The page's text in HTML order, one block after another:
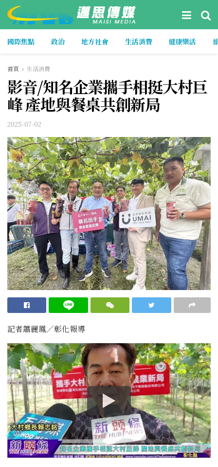
國際焦點 政治 地方社會 生活消費 健康樂活
首頁 生活消費
影音/知名企業攜手相挺大村巨
峰 產地與餐桌共創新局
2025-07-02
記者蕭麗鳳／彰化報導